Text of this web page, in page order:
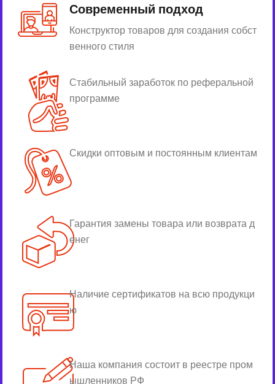
Современный подход
Конструктор товаров для создания собст
венного стиля
Стабильный заработок по реферальной
программе
Скидки оптовым и постоянным клиентам
Гарантия замены товара или возврата д
енег
Наличие сертификатов на всю продукци
ю
Наша компания состоит в реестре пром
ышленников РФ